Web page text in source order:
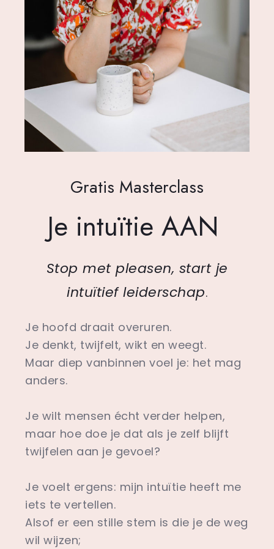
Gratis Masterclass
Je intuïtie AAN
Stop met pleasen, start je
intuïtief leiderschap.
Je hoofd draait overuren.
Je denkt, twijfelt, wikt en weegt.
Maar diep vanbinnen voel je: het mag
anders.
Je wilt mensen écht verder helpen,
maar hoe doe je dat als je zelf blijft
twijfelen aan je gevoel?
Je voelt ergens: mijn intuïtie heeft me
iets te vertellen.
Alsof er een stille stem is die je de weg
wil wijzen;